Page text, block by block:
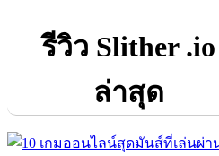
รีวิว Slither .io
ล่าสุด